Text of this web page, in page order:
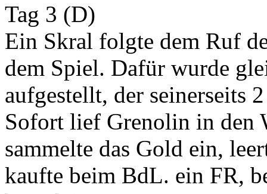
Tag 3 (D)
Ein Skral folgte dem Ruf
dem Spiel. Dafür wurde
aufgestellt, der seinerseits
Sofort lief Grenolin in den
sammelte das Gold ein,
kaufte beim BdL. ein FR,